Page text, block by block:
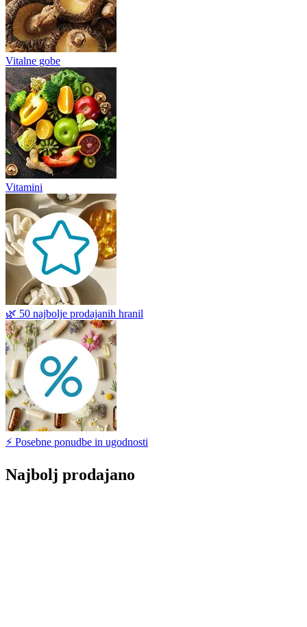
Vitalne gobe
Vitamini
🌿 50 najbolje prodajanih hranil
⚡ Posebne ponudbe in ugodnosti
Najbolj prodajano